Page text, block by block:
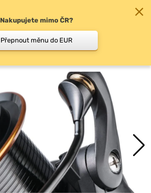
Nakupujete mimo ČR?
Přepnout měnu do EUR